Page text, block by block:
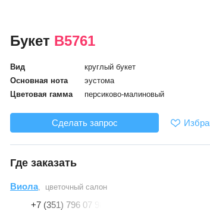
Букет В5761
Вид
круглый букет
Основная нота
эустома
Цветовая гамма
персиково-малиновый
Сделать запрос
Где заказать
Виола, цветочный салон
+7 (351) 796 07 98